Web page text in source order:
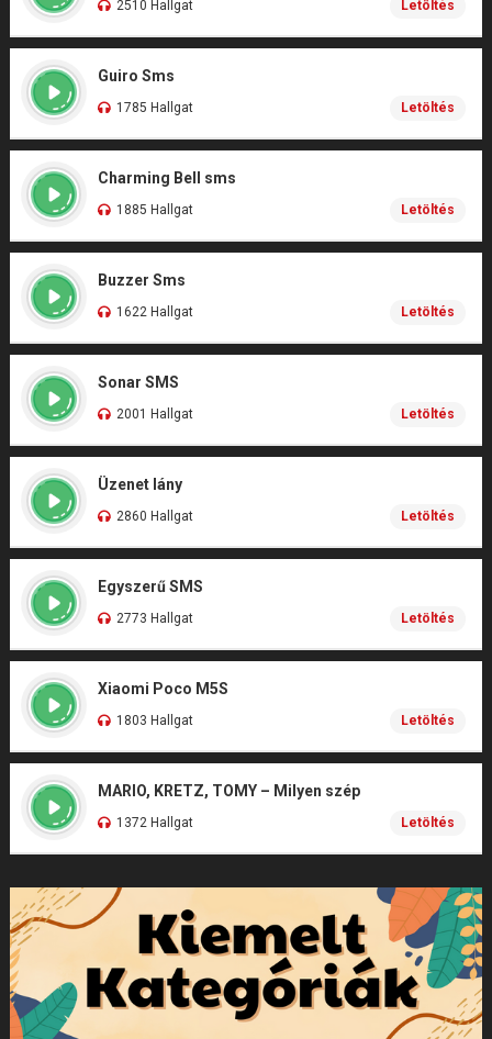
2510 Hallgat Letöltés
Guiro Sms
1785 Hallgat Letöltés
Charming Bell sms
1885 Hallgat Letöltés
Buzzer Sms
1622 Hallgat Letöltés
Sonar SMS
2001 Hallgat Letöltés
Üzenet lány
2860 Hallgat Letöltés
Egyszerű SMS
2773 Hallgat Letöltés
Xiaomi Poco M5S
1803 Hallgat Letöltés
MARIO, KRETZ, TOMY – Milyen szép
1372 Hallgat Letöltés